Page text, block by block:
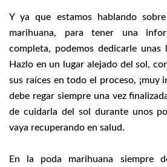
Y ya que estamos hablando
marihuana, para tener una
completa, podemos dedicarle unas
Hazlo en un lugar alejado del sol,
sus raíces en todo el proceso, ¡muy
debe regar siempre una vez
de cuidarla del sol durante unos
vaya recuperando en salud.
En la poda marihuana siempre